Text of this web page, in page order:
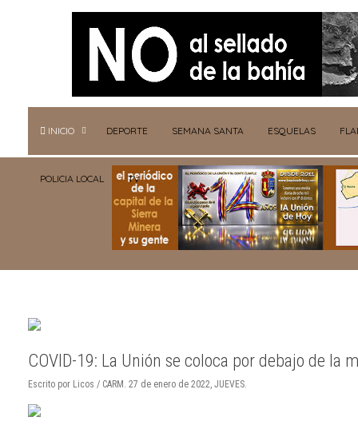
INICIO DEPORTE SEMANA SANTA ESQUELAS
POLICIA LOCAL TV
COVID-19: La Unión se coloca por debajo de la
Escrito por Licos / CARM. 27 de enero de 2022, JUEVES.